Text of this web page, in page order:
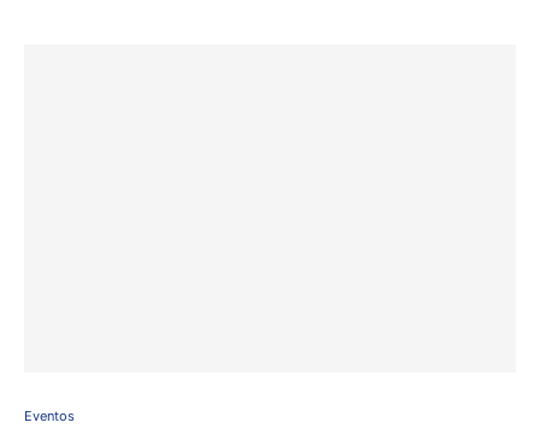
Eventos